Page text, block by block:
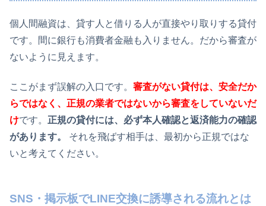
個人間融資は、貸す人と借りる人が直接やり取りする貸付
です。間に銀行も消費者金融も入りません。だから審査が
ないように見えます。
ここがまず誤解の入口です。 審査がない貸付は、安全だか
らではなく、正規の業者ではないから審査をしていないだ
けです。 正規の貸付には、必ず本人確認と返済能力の確認
があります。
それを飛ばす相手は、最初から正規ではな
いと考えてください。
SNS・掲示板でLINE交換に誘導される流れとは